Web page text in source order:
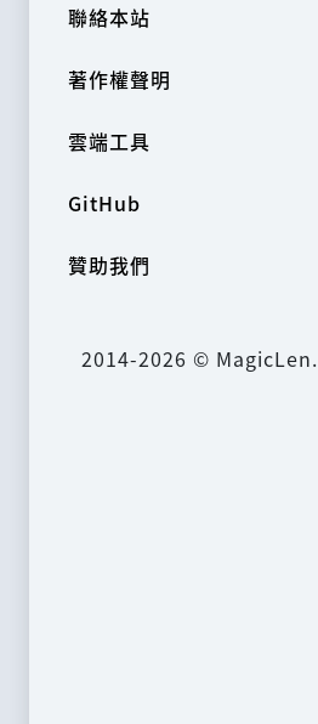
聯絡本站
著作權聲明
雲端工具
GitHub
贊助我們
2014-2026 © MagicLen.